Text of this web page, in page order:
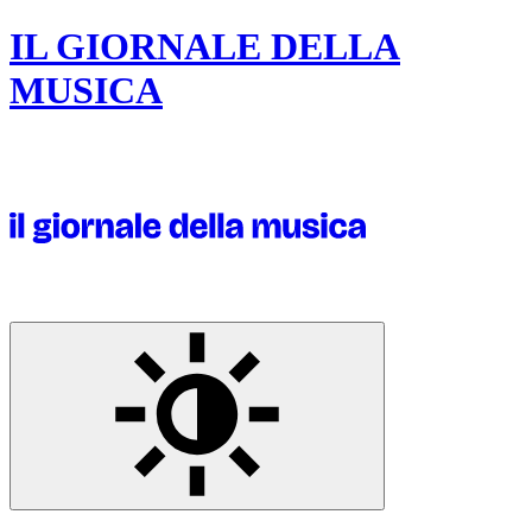
IL GIORNALE DELLA
MUSICA